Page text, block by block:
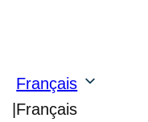
|
Français
Français